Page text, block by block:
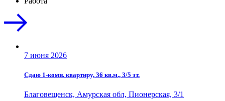
7 июня 2026
Сдаю 1-комн. квартиру, 36 кв.м., 3/5 эт.
Благовещенск, Амурская обл, Пионерская, 3/1